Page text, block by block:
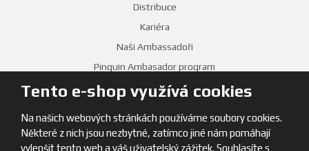
Tento e-shop využívá cookies
Na našich webových stránkách používáme soubory cookies.
Některé z nich jsou nezbytné, zatímco jiné nám pomáhají
vylepšit tento web a váš uživatelský zážitek. Souhlasíte s
Distribuce
Kariéra
Naši Ambassadoři
Pinguin Ambasador program
PRODEJNY